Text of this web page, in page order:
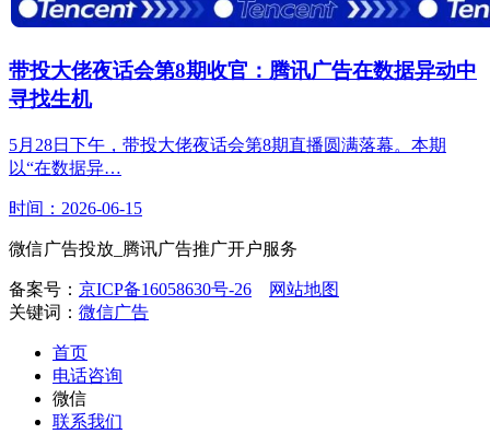
带投大佬夜话会第8期收官：腾讯广告在数据异动中
寻找生机
5月28日下午，带投大佬夜话会第8期直播圆满落幕。本期
以“在数据异…
时间：2026-06-15
微信广告投放_腾讯广告推广开户服务
备案号： 京ICP备16058630号-26
网站地图
关键词： 微信广告
首页
电话咨询
微信
联系我们